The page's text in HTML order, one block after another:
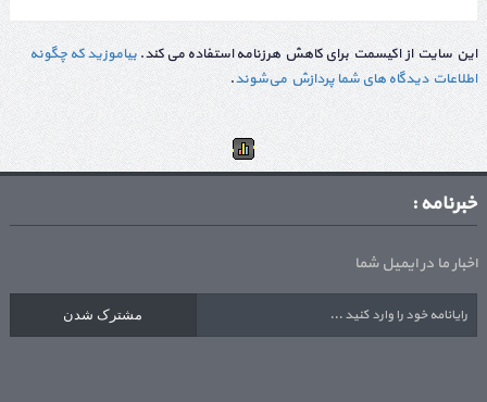
این سایت از اکیسمت برای کاهش هرزنامه استفاده می کند. بیاموزید که چگونه
اطلاعات دیدگاه های شما پردازش می‌شوند.
خبرنامه :
اخبار ما در ایمیل شما
مشترک شدن